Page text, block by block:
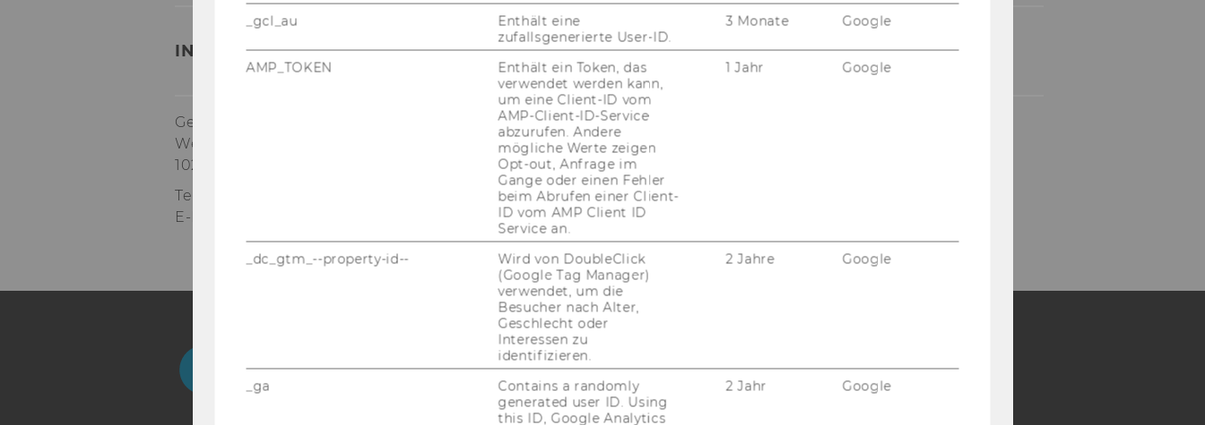
INSTITUT FÜR TRANSPORTWIRTSCHAFT UND LOGISTIK
Gebäude D1, 4. OG
Welthandelsplatz 1
1020
Tel:
E-Mail:
NewsletterBluesky
AMBA
_gcl_au
Enthält eine
zufallsgenerierte User-ID.
3 Monate Google
AMP_TOKEN
Enthält ein Token, das
verwendet werden kann,
um eine Client-ID vom
AMP-Client-ID-Service
abzurufen. Andere
mögliche Werte zeigen
Opt-out, Anfrage im
Gange oder einen Fehler
beim Abrufen einer Client-
ID vom AMP Client ID
Service an.
1 Jahr Google
_dc_gtm_--property-id--
Wird von DoubleClick
(Google Tag Manager)
verwendet, um die
Besucher nach Alter,
Geschlecht oder
Interessen zu
identifizieren.
2 Jahre Google
_ga
Contains a randomly
generated user ID. Using
this ID, Google Analytics
2 Jahr Google